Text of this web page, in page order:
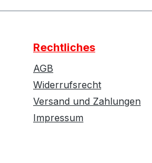
Rechtliches
AGB
Widerrufsrecht
Versand und Zahlungen
Impressum